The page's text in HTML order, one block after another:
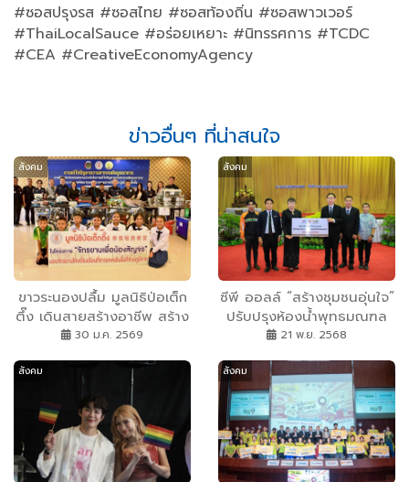
#ซอสปรุงรส #ซอสไทย #ซอสท้องถิ่น #ซอสพาวเวอร์
#ThaiLocalSauce #อร่อยเหยาะ #นิทรรศการ #TCDC
#CEA #CreativeEconomyAgency
ข่าวอื่นๆ ที่น่าสนใจ
สังคม
ขาวระนองปลื้ม มูลนิธิป่อเต็ก
ตึ๊ง เดินสายสร้างอาชีพ สร้าง
ชีวิตประชาชนภาคใต้อย่าง
ประกอบอาชีพ ให้แก่ครัวเรือน
ยากจน พร้อมมอบจักรยานให้
ร.ร.ในชนบท และนำหน่วย
แพทย์เคลื่อนที่ออกบริการฟรี
30 ม.ค. 2569
สังคม
ซีพี ออลล์ “สร้างชุมชนอุ่นใจ”
ปรับปรุงห้องน้ำพุทธมณฑล
อำนวยความสะดวกภิกษุสงฆ์–
ยกระดับสุขอนามัยพื้นที่
สาธารณะ
21 พ.ย. 2568
สังคม สังคม